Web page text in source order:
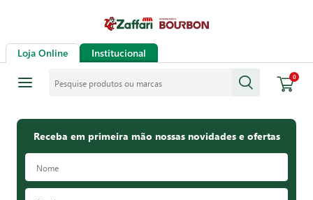
Loja Online Institucional
0
Receba em primeira mão nossas novidades e ofertas